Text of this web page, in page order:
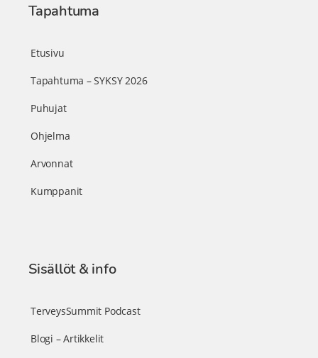
Tapahtuma
Etusivu
Tapahtuma – SYKSY 2026
Puhujat
Ohjelma
Arvonnat
Kumppanit
Sisällöt & info
TerveysSummit Podcast
Blogi – Artikkelit